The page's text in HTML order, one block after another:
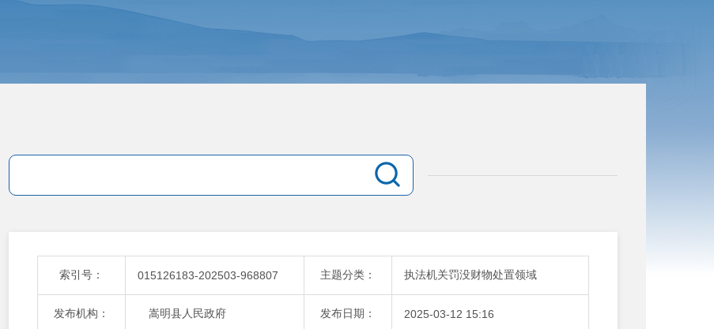
索引号： 015126183-202503-968807 主题分类： 执法机关罚没财物处置领域
发布机构： 嵩明县人民政府 发布日期： 2025-03-12 15:16